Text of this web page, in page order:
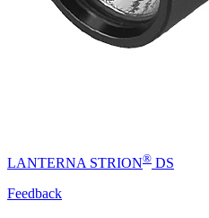
LANTERNA STRION® DS
Feedback